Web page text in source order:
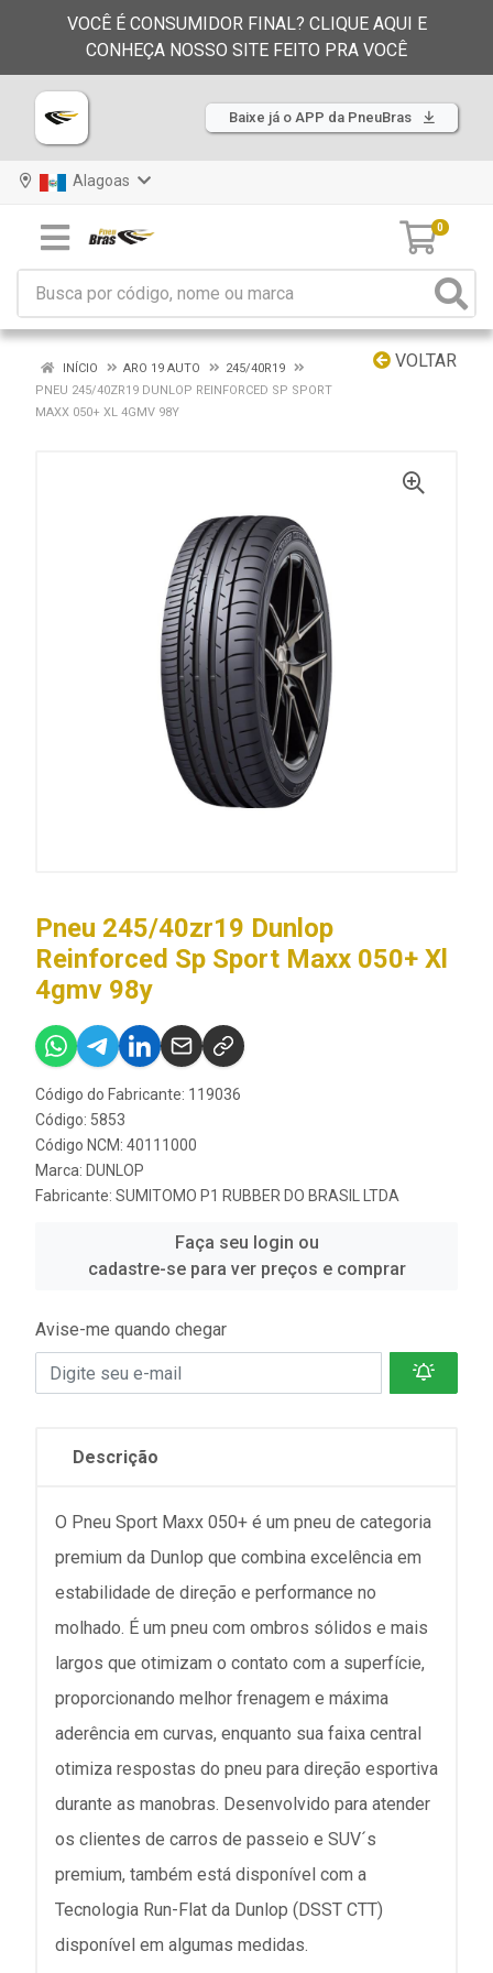
VOCÊ É CONSUMIDOR FINAL? CLIQUE AQUI E
CONHEÇA NOSSO SITE FEITO PRA VOCÊ
Baixe já o APP da PneuBras
Alagoas
0
VOLTAR
INÍCIO ARO 19 AUTO
245/40R19
PNEU 245/40ZR19 DUNLOP REINFORCED SP SPORT
MAXX 050+ XL 4GMV 98Y
Pneu 245/40zr19 Dunlop
Reinforced Sp Sport Maxx 050+ Xl
4gmv 98y
Código do Fabricante: 119036
Código: 5853
Código NCM: 40111000
Marca: DUNLOP
Fabricante: SUMITOMO P1 RUBBER DO BRASIL LTDA
Faça seu login ou
cadastre-se para ver preços e comprar
Avise-me quando chegar
Descrição
O Pneu Sport Maxx 050+ é um pneu de categoria
premium da Dunlop que combina excelência em
estabilidade de direção e performance no
molhado. É um pneu com ombros sólidos e mais
largos que otimizam o contato com a superfície,
proporcionando melhor frenagem e máxima
aderência em curvas, enquanto sua faixa central
otimiza respostas do pneu para direção esportiva
durante as manobras. Desenvolvido para atender
os clientes de carros de passeio e SUV´s
premium, também está disponível com a
Tecnologia Run-Flat da Dunlop (DSST CTT)
disponível em algumas medidas.